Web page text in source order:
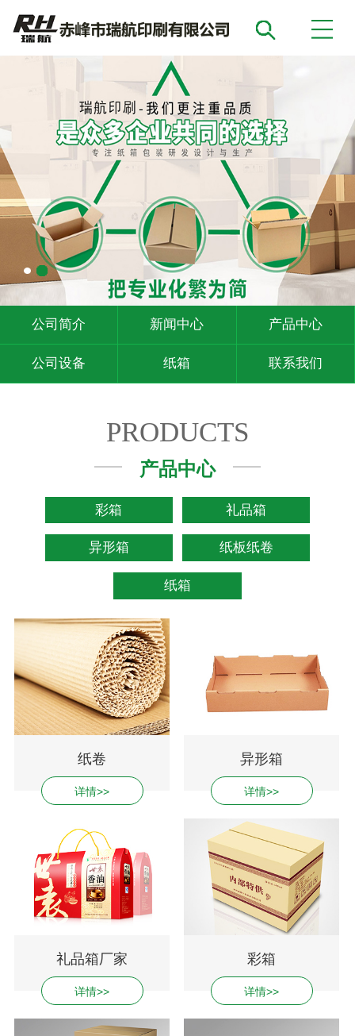
公司简介 新闻中心 产品中心
公司设备 纸箱 联系我们
PRODUCTS
产品中心
彩箱 礼品箱
异形箱 纸板纸卷
纸箱
纸卷
详情>>
异形箱
详情>>
礼品箱厂家
详情>>
彩箱
详情>>